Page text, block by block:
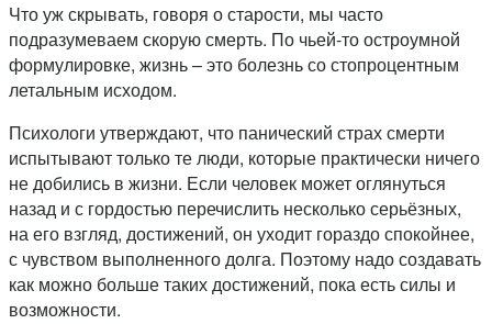
Что уж скрывать, говоря о старости, мы часто
подразумеваем скорую смерть. По чьей-то остроумной
формулировке, жизнь – это болезнь со стопроцентным
летальным исходом.
Психологи утверждают, что панический страх смерти
испытывают только те люди, которые практически ничего
не добились в жизни. Если человек может оглянуться
назад и с гордостью перечислить несколько серьёзных,
на его взгляд, достижений, он уходит гораздо спокойнее,
с чувством выполненного долга. Поэтому надо создавать
как можно больше таких достижений, пока есть силы и
возможности.